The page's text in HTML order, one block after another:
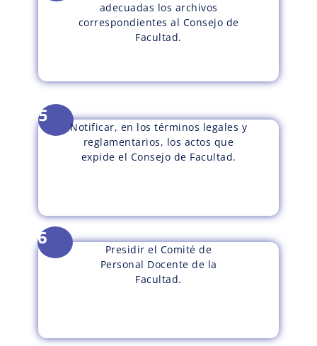
adecuadas los archivos
correspondientes al Consejo de
Facultad.
5
Notificar, en los términos legales y
reglamentarios, los actos que
expide el Consejo de Facultad.
6
Presidir el Comité de
Personal Docente de la
Facultad.